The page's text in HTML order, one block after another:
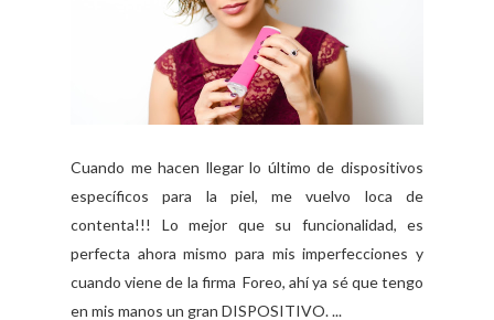
Cuando me hacen llegar lo último de dispositivos
específicos para la piel, me vuelvo loca de
contenta!!! Lo mejor que su funcionalidad, es
perfecta ahora mismo para mis imperfecciones y
cuando viene de la firma Foreo, ahí ya sé que tengo
en mis manos un gran DISPOSITIVO. ...